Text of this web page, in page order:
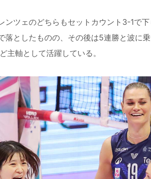
ツェのどちらもセットカウント 3-1で
落としたものの、その後は5連勝と波に
主軸として活躍している。